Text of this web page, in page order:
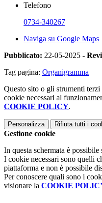
Telefono
0734-340267
Naviga su Google Maps
Pubblicato: 22-05-2025 -
Tag pagina: Organigramma
Questo sito o gli strumenti
cookie necessari al
COOKIE POLICY.
Personalizza Rifiuta tutti i
Gestione cookie
In questa schermata è
I cookie necessari sono quelli
piattaforma e non è possibile
Per conoscere quali sono i
visionare la COOKIE